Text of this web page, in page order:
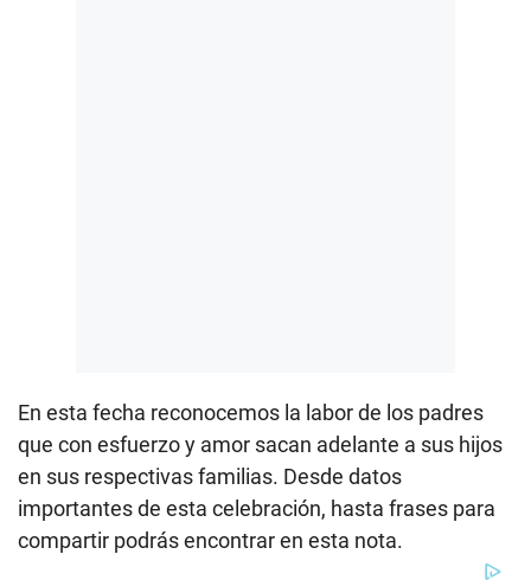
En esta fecha reconocemos la labor de los padres
que con esfuerzo y amor sacan adelante a sus hijos
en sus respectivas familias. Desde datos
importantes de esta celebración, hasta frases para
compartir podrás encontrar en esta nota.